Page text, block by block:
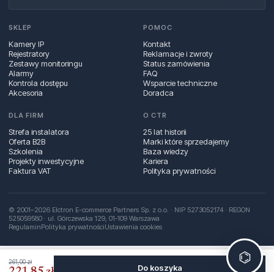
261,00 zł
Do koszyka
SKLEP
Kamery IP
Rejestratory
Zestawy monitoringu
Alarmy
Kontrola dostępu
Akcesoria
POMOC
Kontakt
Reklamacje i zwroty
Status zamówienia
FAQ
Wsparcie techniczne
Doradca
DLA FIRM
Strefa instalatora
Oferta B2B
Szkolenia
Projekty inwestycyjne
Faktura VAT
O CTR
25 lat historii
Marki które sprzedajemy
Baza wiedzy
Kariera
Polityka prywatności
© 2001–2026 Elctron E-commerce Partners Sp. z o.o. · NIP 5273052174 · REGON
525059580 · ul. Górczewska 129, 01‑109 Warszawa
RegulaminPolityka prywatnościUstawienia cookies
⌬